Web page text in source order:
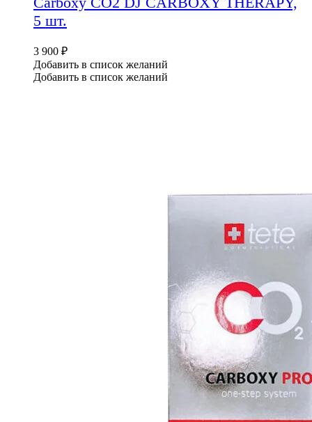
5 шт.
3 900 ₽
Добавить в список желаний
Добавить в список желаний